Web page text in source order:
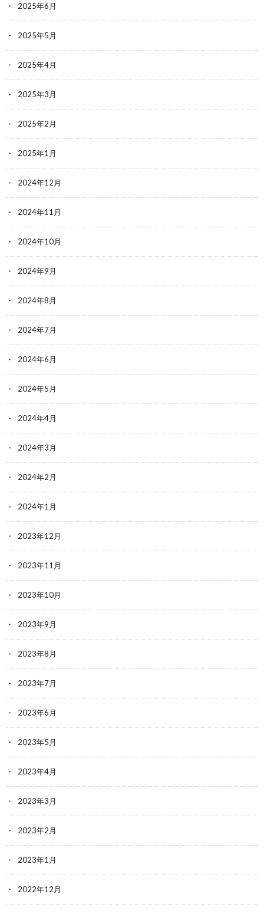
2025年6月
2025年5月
2025年4月
2025年3月
2025年2月
2025年1月
2024年12月
2024年11月
2024年10月
2024年9月
2024年8月
2024年7月
2024年6月
2024年5月
2024年4月
2024年3月
2024年2月
2024年1月
2023年12月
2023年11月
2023年10月
2023年9月
2023年8月
2023年7月
2023年6月
2023年5月
2023年4月
2023年3月
2023年2月
2023年1月
2022年12月